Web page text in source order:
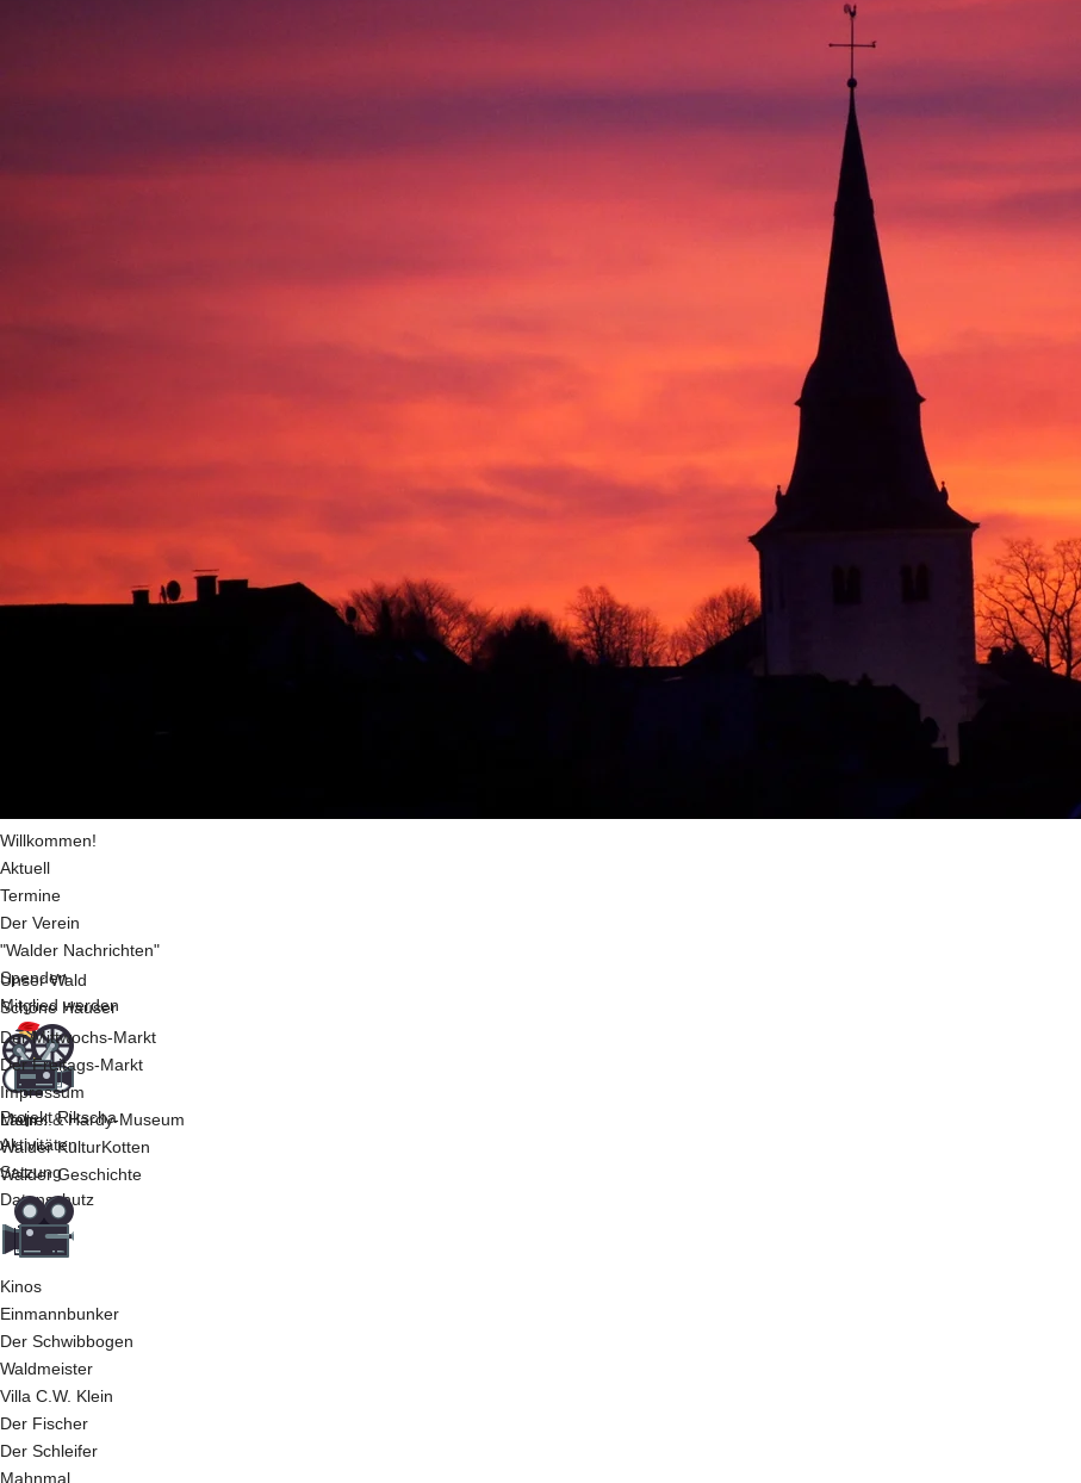
Willkommen!
Aktuell
Termine
Der Verein
"Walder Nachrichten"
Spenden
Mitglied werden
Projekt Rikscha
Aktivitäten
Satzung
Datenschutz
Unser Wald
Schöne Häuser
Laurel & Hardy-Museum
Walder KulturKotten
Walder Geschichte
Kinos
Einmannbunker
Der Schwibbogen
Waldmeister
Villa C.W. Klein
Der Fischer
Der Schleifer
Mahnmal
Der Mittwochs-Markt
Der Freitags-Markt
Impressum
Mehr...